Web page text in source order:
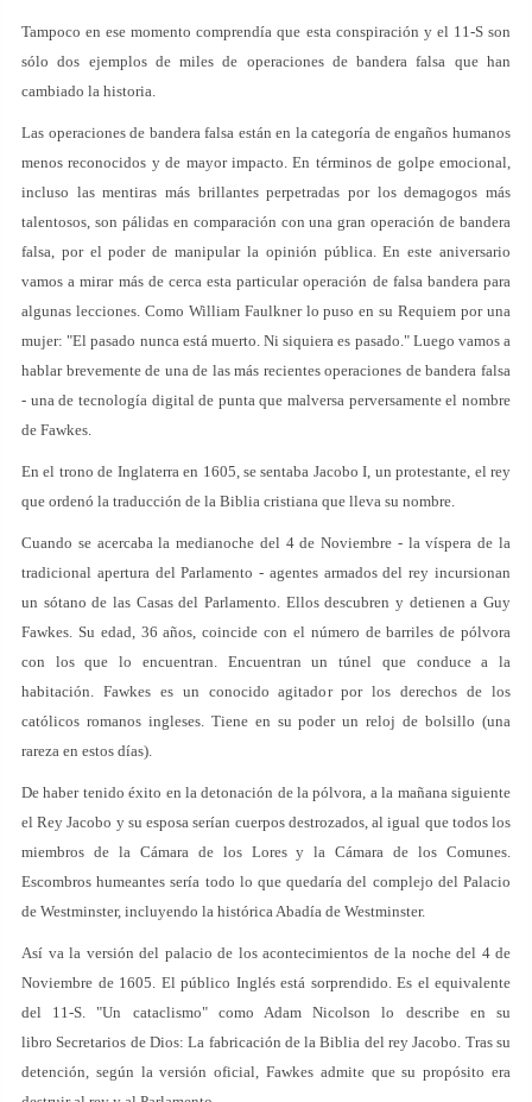
Tampoco en ese momento comprendía que esta conspiración y el 11-S son
sólo dos ejemplos de miles de operaciones de bandera falsa que han
cambiado la historia.
Las operaciones de bandera falsa están en la categoría de engaños humanos
menos reconocidos y de mayor impacto. En términos de golpe emocional,
incluso las mentiras más brillantes perpetradas por los demagogos más
talentosos, son pálidas en comparación con una gran operación de bandera
falsa, por el poder de manipular la opinión pública. En este aniversario
vamos a mirar más de cerca esta particular operación de falsa bandera para
algunas lecciones. Como William Faulkner lo puso en su Requiem por una
mujer: "El pasado nunca está muerto. Ni siquiera es pasado." Luego vamos a
hablar brevemente de una de las más recientes operaciones de bandera falsa
- una de tecnología digital de punta que malversa perversamente el nombre
de Fawkes.
En el trono de Inglaterra en 1605, se sentaba Jacobo I, un protestante, el rey
que ordenó la traducción de la Biblia cristiana que lleva su nombre.
Cuando se acercaba la medianoche del 4 de Noviembre - la víspera de la
tradicional apertura del Parlamento - agentes armados del rey incursionan
un sótano de las Casas del Parlamento. Ellos descubren y detienen a Guy
Fawkes. Su edad, 36 años, coincide con el número de barriles de pólvora
con los que lo encuentran. Encuentran un túnel que conduce a la
habitación. Fawkes es un conocido agitador por los derechos de los
católicos romanos ingleses. Tiene en su poder un reloj de bolsillo (una
rareza en estos días).
De haber tenido éxito en la detonación de la pólvora, a la mañana siguiente
el Rey Jacobo y su esposa serían cuerpos destrozados, al igual que todos los
miembros de la Cámara de los Lores y la Cámara de los Comunes.
Escombros humeantes sería todo lo que quedaría del complejo del Palacio
de Westminster, incluyendo la histórica Abadía de Westminster.
Así va la versión del palacio de los acontecimientos de la noche del 4 de
Noviembre de 1605. El público Inglés está sorprendido. Es el equivalente
del 11-S. "Un cataclismo" como Adam Nicolson lo describe en su
libro Secretarios de Dios: La fabricación de la Biblia del rey Jacobo. Tras su
detención, según la versión oficial, Fawkes admite que su propósito era